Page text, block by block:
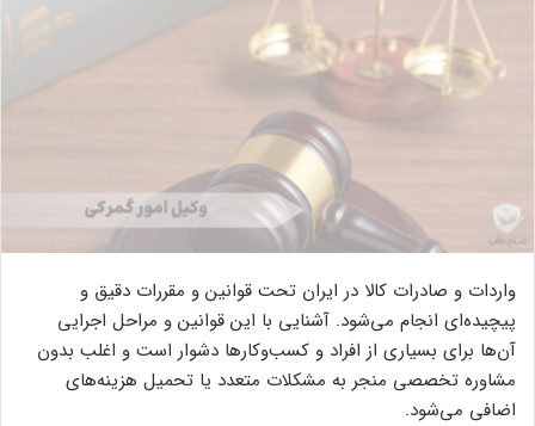
واردات و صادرات کالا در ایران تحت قوانین و مقررات دقیق و
پیچیده‌ای انجام می‌شود. آشنایی با این قوانین و مراحل اجرایی
آن‌ها برای بسیاری از افراد و کسب‌وکارها دشوار است و اغلب بدون
مشاوره تخصصی منجر به مشکلات متعدد یا تحمیل هزینه‌های
اضافی می‌شود.